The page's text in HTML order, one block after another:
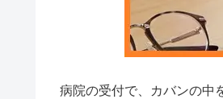
病院の受付で、カバンの中